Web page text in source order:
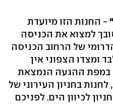
- החנות הזו מיועדת
למצוא את הכניסה
של הרחוב הכניסה
ומצדו הצפוני אין
במפת ההגעה הנמצאת
בחניון העירוני של
לכיוון הים. לפניכם